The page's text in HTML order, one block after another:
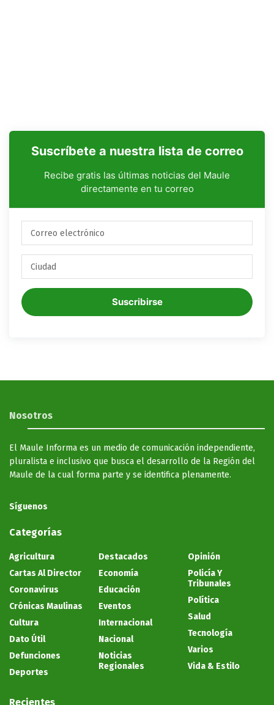
Suscríbete a nuestra lista de correo
Recibe gratis las últimas noticias del Maule
directamente en tu correo
Suscribirse
Nosotros
El Maule Informa es un medio de comunicación independiente,
pluralista e inclusivo que busca el desarrollo de la Región del
Maule de la cual forma parte y se identifica plenamente.
Síguenos
Categorías
Agricultura
Cartas Al Director
Coronavirus
Crónicas Maulinas
Cultura
Dato Útil
Defunciones
Deportes
Destacados
Economía
Educación
Eventos
Internacional
Nacional
Noticias
Regionales
Opinión
Policía Y
Tribunales
Política
Salud
Tecnología
Varios
Vida & Estilo
Recientes